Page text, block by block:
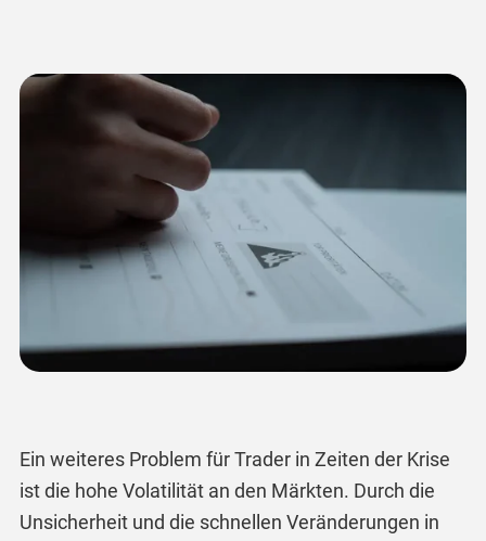
Ein weiteres Problem für Trader in Zeiten der Krise
ist die hohe Volatilität an den Märkten. Durch die
Unsicherheit und die schnellen Veränderungen in